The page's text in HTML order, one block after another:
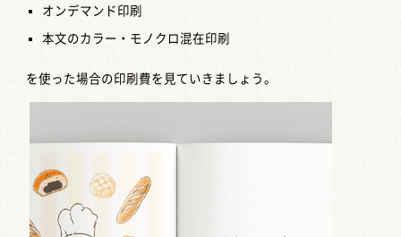
オンデマンド印刷
本文のカラー・モノクロ混在印刷
を使った場合の印刷費を見ていきましょう。